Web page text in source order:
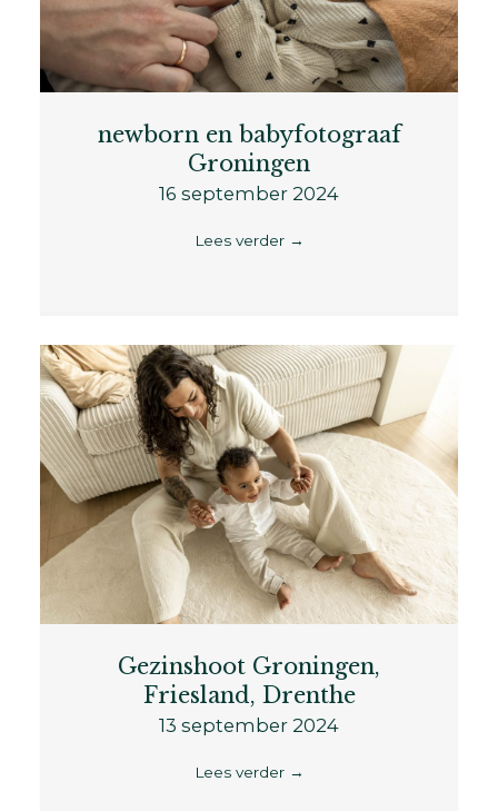
newborn en babyfotograaf
Groningen
16 september 2024
Lees verder →
Gezinshoot Groningen,
Friesland, Drenthe
13 september 2024
Lees verder →